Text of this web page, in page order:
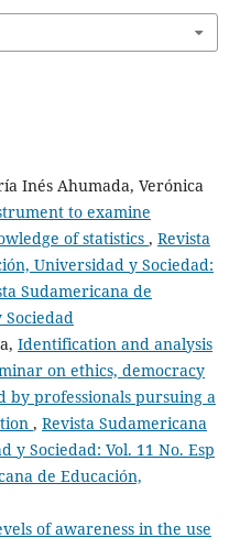
Inés Ahumada, Verónica
to examine
of statistics , Revista
Universidad y Sociedad:
Sudamericana de
Identification and analysis
on ethics, democracy
by professionals pursuing a
, Revista Sudamericana
y Sociedad: Vol. 11 No. Esp
de Educación,
of awareness in the use